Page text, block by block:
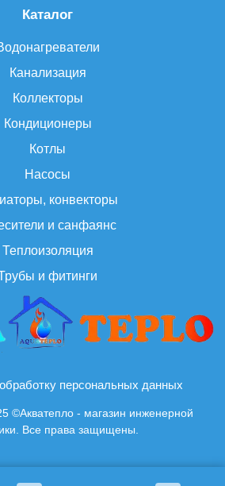
Каталог
Канализация
Коллекторы
Кондиционеры
Котлы
Насосы
конвекторы
и санфаянс
Теплоизоляция
и фитинги
персональных данных
©Акватепло - магазин инженерной
Все права защищены.